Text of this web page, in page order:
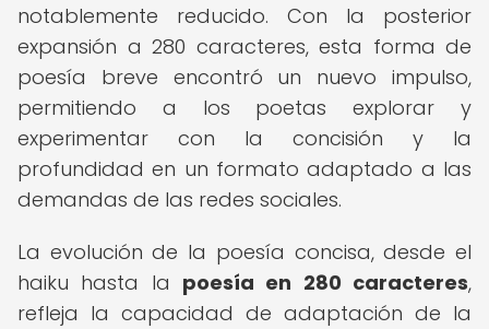
notablemente reducido. Con la posterior
expansión a 280 caracteres, esta forma de
poesía breve encontró un nuevo impulso,
permitiendo a los poetas explorar y
experimentar con la concisión y la
profundidad en un formato adaptado a las
demandas de las redes sociales.
La evolución de la poesía concisa, desde el
haiku hasta la poesía en 280 caracteres,
refleja la capacidad de adaptación de la